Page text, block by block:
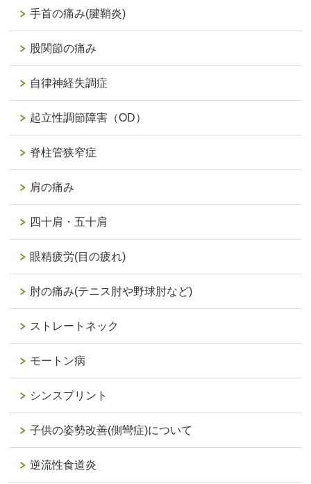
手首の痛み(腱鞘炎)
股関節の痛み
自律神経失調症
起立性調節障害（OD）
脊柱管狭窄症
肩の痛み
四十肩・五十肩
眼精疲労(目の疲れ)
肘の痛み(テニス肘や野球肘など)
ストレートネック
モートン病
シンスプリント
子供の姿勢改善(側彎症)について
逆流性食道炎